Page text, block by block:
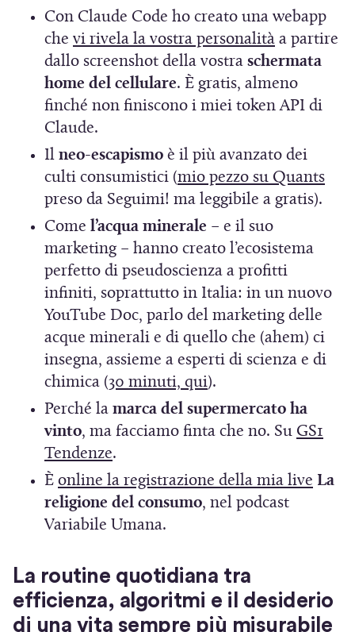
t
r
a
)
a
p
r
e
i
a
n
u
o
v
a
f
i
n
s
t
a
)
S
i
a
p
r
u
a
n
u
o
v
a
f
n
e
t
r
Con Claude Code ho creato una webapp
che vi rivela la vostra personalità(
S
i
a
r
e
i
u
f
i
e
s
)
a partire
dallo screenshot della vostra schermata
home del cellulare. È gratis, almeno
finché non finiscono i miei token API di
Claude.
Il neo-escapismo è il più avanzato dei
culti consumistici (mio pezzo su Quants(
r
n
o
n
e
preso da Seguimi! ma leggibile a gratis).
Come l’acqua minerale – e il suo
marketing – hanno creato l’ecosistema
perfetto di pseudoscienza a profitti
infiniti, soprattutto in Italia: in un nuovo
YouTube Doc, parlo del marketing delle
acque minerali e di quello che (ahem) ci
insegna, assieme a esperti di scienza e di
chimica (30 minuti, qui(
S
i
r
u
n
a
).
Perché la marca del supermercato ha
vinto, ma facciamo finta che no. Su GS1
Tendenze(
S
i
a
e
i
.
È online la registrazione della mia live
r
e
La
religione del consumo, nel podcast
Variabile Umana.
La routine quotidiana tra
efficienza, algoritmi e il desiderio
di una vita sempre più misurabile